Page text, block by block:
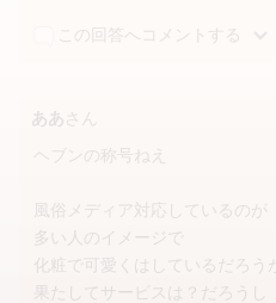
この回答へコメントする
ああ さん
ヘブンの称号ねえ
風俗メディア対応しているのが
多い人のイメージで
化粧で可愛くはしているだろうが
果たしてサービスは？だろうし